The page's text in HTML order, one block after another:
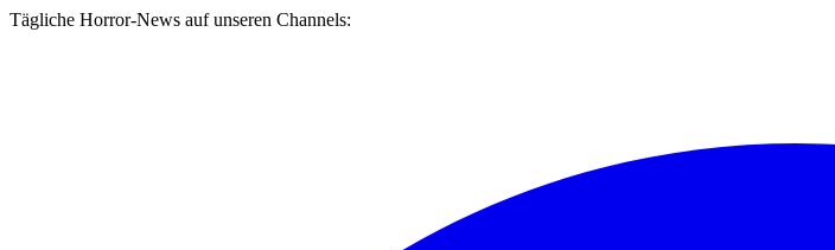
Tägliche Horror-News auf unseren Channels: